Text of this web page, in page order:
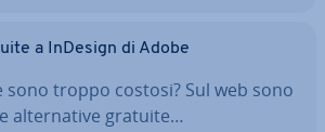
a InDesign di Adobe
sono troppo costosi? Sul web sono
al­ter­na­ti­ve gratuite…